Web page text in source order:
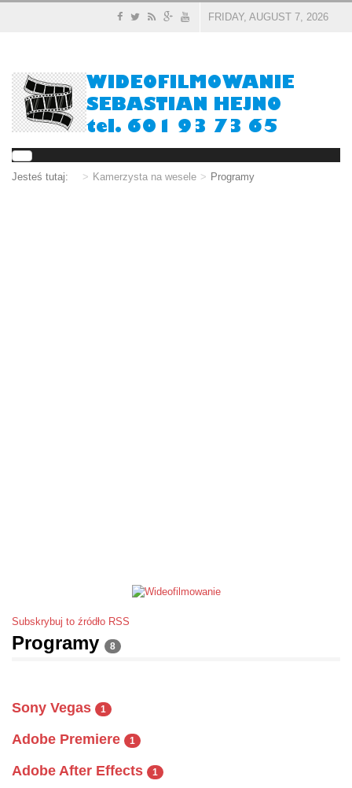
FRIDAY, AUGUST 7, 2026
Jesteś tutaj: Kamerzysta na wesele Programy
Subskrybuj to źródło RSS
Programy 8
Sony Vegas 1
Adobe Premiere 1
Adobe After Effects 1